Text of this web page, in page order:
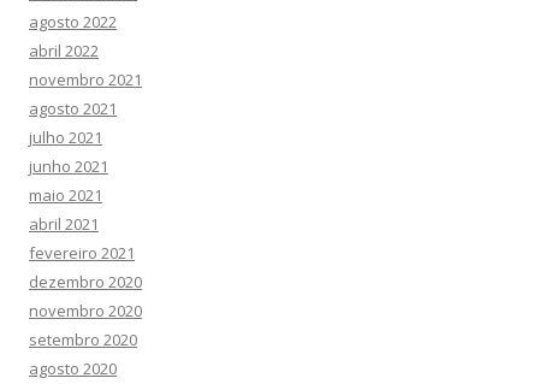
agosto 2022
abril 2022
novembro 2021
agosto 2021
julho 2021
junho 2021
maio 2021
abril 2021
fevereiro 2021
dezembro 2020
novembro 2020
setembro 2020
agosto 2020